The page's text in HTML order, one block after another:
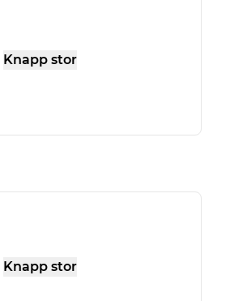
Knapp stor
Knapp stor